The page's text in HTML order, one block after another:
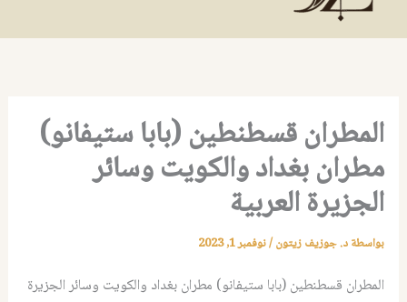
المطران قسطنطين (بابا ستيفانو)
مطران بغداد والكويت وسائر
الجزيرة العربية
بواسطةد. جوزيف زيتون/نوفمبر 1, 2023
المطران قسطنطين (بابا ستيفانو) مطران بغداد والكويت وسائر الجزيرة